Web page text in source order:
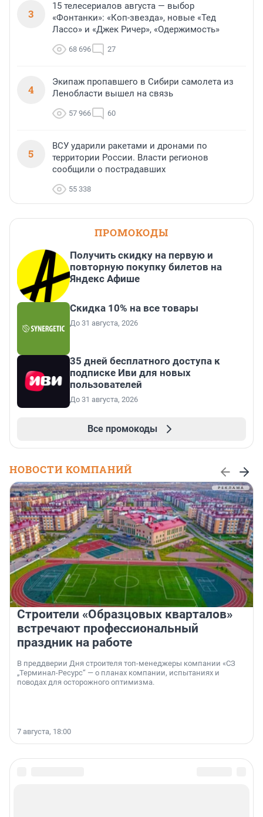
3
15 телесериалов августа — выбор
«Фонтанки»: «Коп-звезда», новые «Тед
Лассо» и «Джек Ричер», «Одержимость»
68 696 27
4
Экипаж пропавшего в Сибири самолета из
Ленобласти вышел на связь
57 966 60
5
ВСУ ударили ракетами и дронами по
территории России. Власти регионов
сообщили о пострадавших
55 338
ПРОМОКОДЫ
Получить скидку на первую и
повторную покупку билетов на
Яндекс Афише
Скидка 10% на все товары
До 31 августа, 2026
35 дней бесплатного доступа к
подписке Иви для новых
пользователей
До 31 августа, 2026
Все промокоды
НОВОСТИ КОМПАНИЙ
Строители «Образцовых кварталов»
встречают профессиональный
праздник на работе
В преддверии Дня строителя топ-менеджеры компании «СЗ
„Терминал-Ресурс“ — о планах компании, испытаниях и
поводах для осторожного оптимизма.
7 августа, 18:00